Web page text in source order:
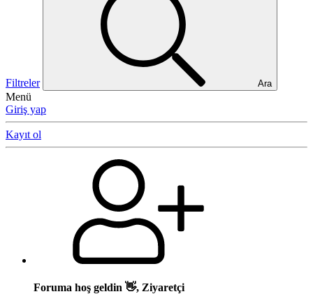
Filtreler Ara
Menü
Giriş yap
Kayıt ol
Foruma hoş geldin 👋, Ziyaretçi